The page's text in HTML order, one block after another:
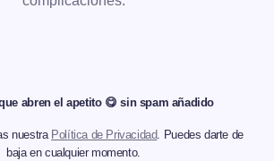
abren el apetito 😋 sin spam añadido
nuestra Política de Privacidad. Puedes darte de
baja en cualquier momento.